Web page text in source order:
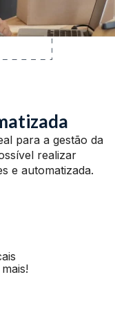
para a gestão da
realizar
e automatizada.